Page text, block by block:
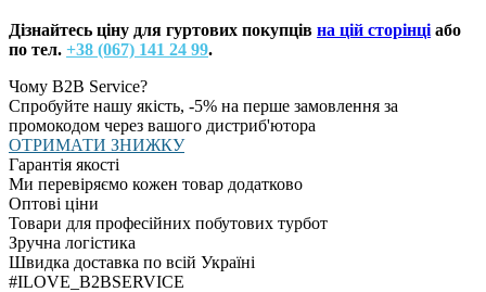
Дізнайтесь ціну для гуртових покупців на цій сторінці або
по тел. +38 (067) 141 24 99.
Чому B2B Service?
Спробуйте нашу якість, -5% на перше замовлення за
промокодом через вашого дистриб'ютора
ОТРИМАТИ ЗНИЖКУ
Гарантія якості
Ми перевіряємо кожен товар додатково
Оптові ціни
Товари для професійних побутових турбот
Зручна логістика
Швидка доставка по всій Україні
#ILOVE_B2BSERVICE